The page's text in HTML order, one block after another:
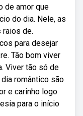
de amor que
do dia. Nele, as
raios de.
para desejar
Tão bom viver
Viver tão só de
romântico são
e carinho logo
para o início